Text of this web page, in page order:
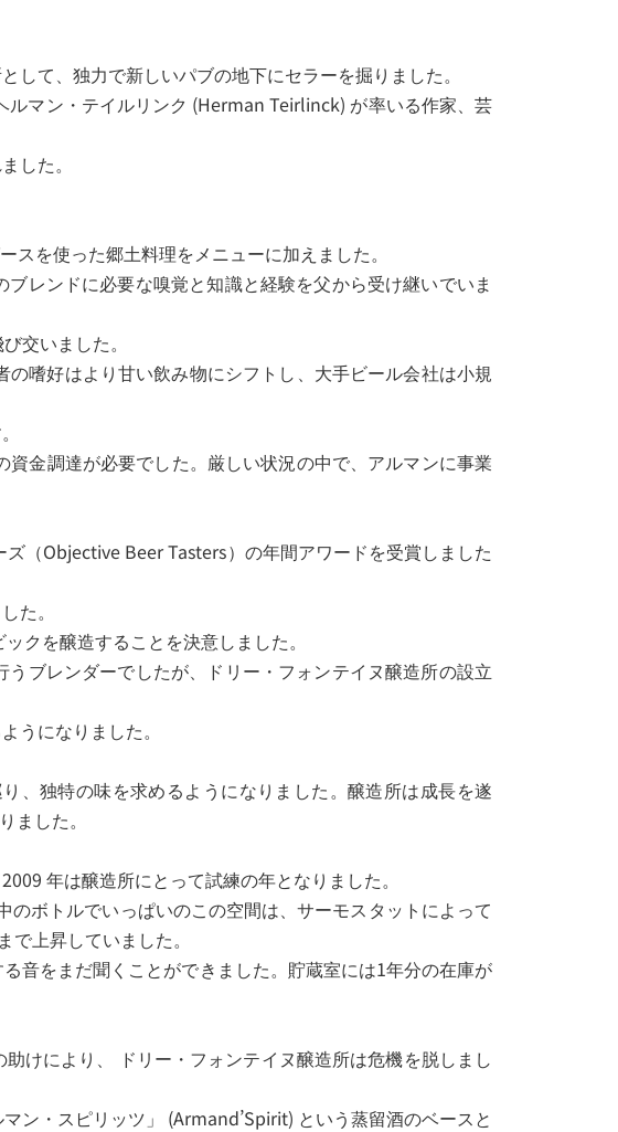
て、独力で新しいパブの地下にセラーを掘りました。
マン・テイルリンク (Herman Teirlinck) が率いる作家、芸
した。
を使った郷土料理をメニューに加えました。
レンドに必要な嗅覚と知識と経験を父から受け継いでいま
交いました。
嗜好はより甘い飲み物にシフトし、大手ビール会社は小規
金調達が必要でした。厳しい状況の中で、アルマンに事業
（Objective Beer Tasters）の年間アワードを受賞しました
た。
クを醸造することを決意しました。
ブレンダーでしたが、ドリー・フォンテイヌ醸造所の設立
うになりました。
、独特の味を求めるようになりました。醸造所は成長を遂
した。
年は醸造所にとって試練の年となりました。
ボトルでいっぱいのこの空間は、サーモスタットによって
上昇していました。
音をまだ聞くことができました。貯蔵室には1年分の在庫が
けにより、 ドリー・フォンテイヌ醸造所は危機を脱しまし
ン・スピリッツ」 (Armand’Spirit) という蒸留酒のベースと